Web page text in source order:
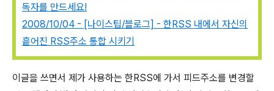
독자를 만드세요!
2008/10/04 - [나이스팁/블로그] - 한RSS 내에서 자신의
흩어진 RSS주소 통합 시키기
이글을 쓰면서 제가 사용하는 한RSS에 가서 피드주소를 변경할